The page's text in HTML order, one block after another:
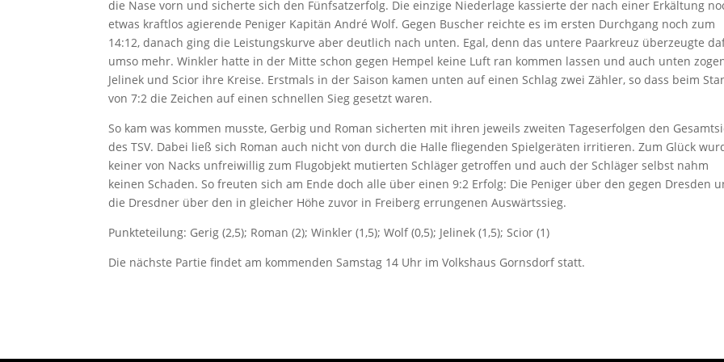
die Nase vorn und sicherte sich den Fünfsatzerfolg. Die einzige Niederlage kassierte der nach einer Erkältung
etwas kraftlos agierende Peniger Kapitän André Wolf. Gegen Buscher reichte es im ersten Durchgang noch zum
14:12, danach ging die Leistungskurve aber deutlich nach unten. Egal, denn das untere Paarkreuz überzeugte
umso mehr. Winkler hatte in der Mitte schon gegen Hempel keine Luft ran kommen lassen und auch unten
Jelinek und Scior ihre Kreise. Erstmals in der Saison kamen unten auf einen Schlag zwei Zähler, so dass beim
von 7:2 die Zeichen auf einen schnellen Sieg gesetzt waren.
So kam was kommen musste, Gerbig und Roman sicherten mit ihren jeweils zweiten Tageserfolgen den
des TSV. Dabei ließ sich Roman auch nicht von durch die Halle fliegenden Spielgeräten irritieren. Zum Glück
keiner von Nacks unfreiwillig zum Flugobjekt mutierten Schläger getroffen und auch der Schläger selbst nahm
keinen Schaden. So freuten sich am Ende doch alle über einen 9:2 Erfolg: Die Peniger über den gegen Dresden
die Dresdner über den in gleicher Höhe zuvor in Freiberg errungenen Auswärtssieg.
Punkteteilung: Gerig (2,5); Roman (2); Winkler (1,5); Wolf (0,5); Jelinek (1,5); Scior (1)
Die nächste Partie findet am kommenden Samstag 14 Uhr im Volkshaus Gornsdorf statt.